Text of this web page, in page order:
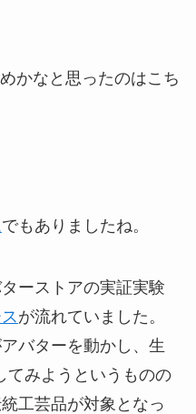
かなと思ったのはこち
でもありましたね。
ーストアの実証実験
が流れていました。
バターを動かし、生
てみようというものの
工芸品が対象となっ